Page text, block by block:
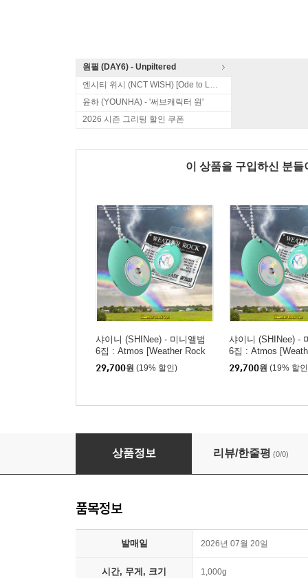
원필 (DAY6) - Unpiltered
엔시티 위시 (NCT WISH) [Ode to Love]
윤하 (YOUNHA) - '써브캐릭터 원'
2026 시즌 그리팅 할인 쿠폰
이 상품을 구입하신 분
샤이니 (SHINee) - 미니앨범
6집 : Atmos [Weather Rock
Ver.](스마트앨범) [KEY ver.]
29,700원 (19% 할인)
샤이니 (SHINee) -
6집 : Atmos
Ver.](스마트앨범)
er.]
29,700원 (19% 할
샤이니 (SHINee) - 미니앨범 6집 : Atmos
상품정보 리뷰/한줄평 (0/0)
품목정보
발매일 2026년 07월 20일
시간, 무게, 크기 1,000g